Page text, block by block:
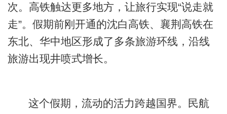
次。高铁触达更多地方，让旅行实现“说走就
走”。假期前刚开通的沈白高铁、襄荆高铁在
东北、华中地区形成了多条旅游环线，沿线
旅游出现井喷式增长。
这个假期，流动的活力跨越国界。民航